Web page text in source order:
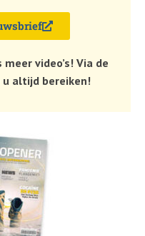
video’s! Via de
altijd bereiken!